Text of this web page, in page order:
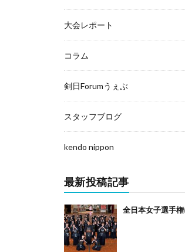
大会レポート
コラム
剣日Forumうぇぶ
スタッフブログ
kendo nippon
最新投稿記事
全日本女子選手